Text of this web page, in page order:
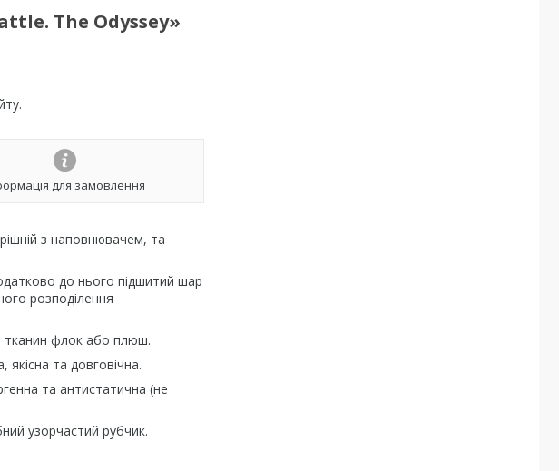
The Odyssey»
для замовлення
з наповнювачем, та
до нього підшитий шар
розподілення
тканин флок або плюш.
та довговічна.
та антистатична (не
узорчастий рубчик.